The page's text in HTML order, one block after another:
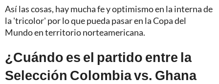
Así las cosas, hay mucha fe y optimismo en la interna de
la 'tricolor' por lo que pueda pasar en la Copa del
Mundo en territorio norteamericana.
¿Cuándo es el partido entre la
Selección Colombia vs. Ghana